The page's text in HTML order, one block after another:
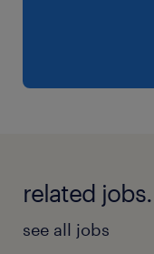
related jobs.
see all jobs